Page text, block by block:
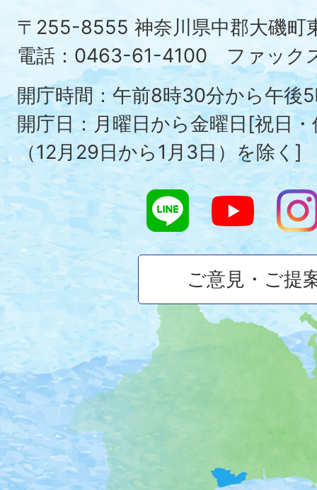
磯
町
の
位
置
を
記
町
〒255-8555 神奈川県中郡大磯
電話：0463-61-4100 ファック
開庁時間：午前8時30分から午後
開庁日：月曜日から金曜日[祝日
（12月29日から1月3日）を除く]
ご意見・ご提